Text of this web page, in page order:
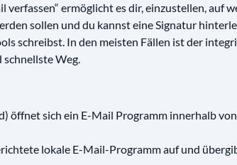
verfassen“ ermöglicht es dir, einzustellen, auf
sollen und du kannst eine Signatur
schreibst. In den meisten Fällen ist der
schnellste Weg.
öffnet sich ein E-Mail Programm innerhalb
lokale E-Mail-Programm auf und